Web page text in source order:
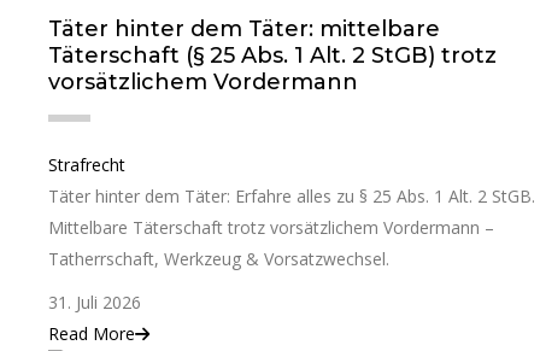
Täter hinter dem Täter: mittelbare
Täterschaft (§ 25 Abs. 1 Alt. 2 StGB) trotz
vorsätzlichem Vordermann
Strafrecht
Täter hinter dem Täter: Erfahre alles zu § 25 Abs. 1 Alt. 2 StGB.
Mittelbare Täterschaft trotz vorsätzlichem Vordermann –
Tatherrschaft, Werkzeug & Vorsatzwechsel.
31. Juli 2026
Read More